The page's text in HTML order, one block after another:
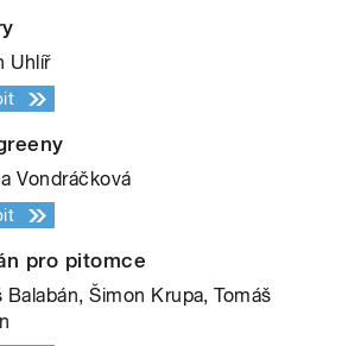
Uhlíř
Vondráčková
pro pitomce
Balabán, Šimon Krupa, Tomáš